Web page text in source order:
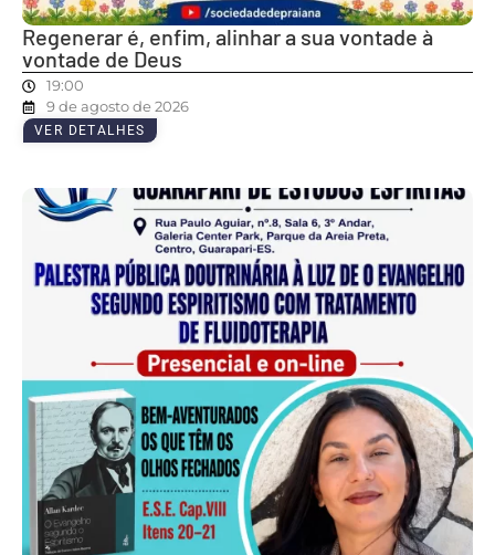
Regenerar é, enfim, alinhar a sua vontade à
vontade de Deus
19:00
9 de agosto de 2026
VER DETALHES